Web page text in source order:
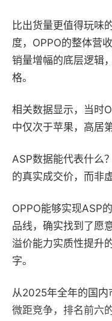
比出货量更值得玩味
度，OPPO的整体营
销量增幅的底层逻辑
格。
相关数据显示，当时
中仅次于苹果，高居第
ASP数据能代表什么
的真实成交价，而非
OPPO能够实现ASP
品线，确实找到了愿
溢价能力实质性提升
字。
从2025年全年的国内
微距竞争，排名前六